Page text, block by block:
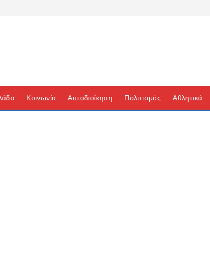
Κοινωνία Αυτοδιοίκηση Πολιτισμός Αθλητικά